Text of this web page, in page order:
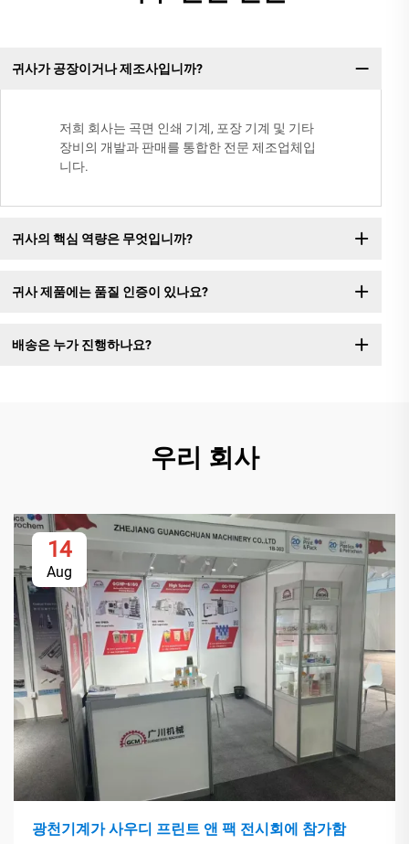
귀사가 공장이거나 제조사입니까?
저희 회사는 곡면 인쇄 기계, 포장 기계 및 기타
장비의 개발과 판매를 통합한 전문 제조업체입
니다.
귀사의 핵심 역량은 무엇입니까?
귀사 제품에는 품질 인증이 있나요?
배송은 누가 진행하나요?
우리 회사
14
Aug
광천기계가 사우디 프린트 앤 팩 전시회에 참가함